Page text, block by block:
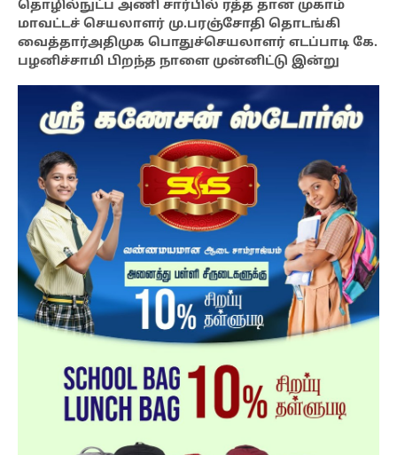
தொழில்நுட்ப அணி சார்பில் ரத்த தான முகாம்
மாவட்டச் செயலாளர் மு.பரஞ்சோதி தொடங்கி
வைத்தார்அதிமுக பொதுச்செயலாளர் எடப்பாடி கே.
பழனிச்சாமி பிறந்த நாளை முன்னிட்டு இன்று